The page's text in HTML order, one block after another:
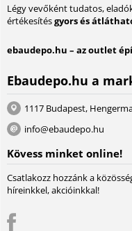
Légy vevőként tudatos,
értékesítésgyors és
ebaudepo.hu – az outlet
Ebaudepo.hu a
1117 Budapest,
info@ebaudepo.hu
Kövess minket online!
Csatlakozz hozzánk a
híreinkkel, akcióinkkal!